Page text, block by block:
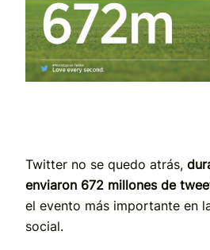
Twitter no se quedo atrás,
enviaron 672 millones de
el evento más importante en
social.